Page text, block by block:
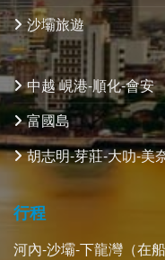
沙壩旅遊
中越 峴港-順化-會安
富國島
胡志明-芽莊-大叻-美
行程
河內-沙壩-下龍灣（在